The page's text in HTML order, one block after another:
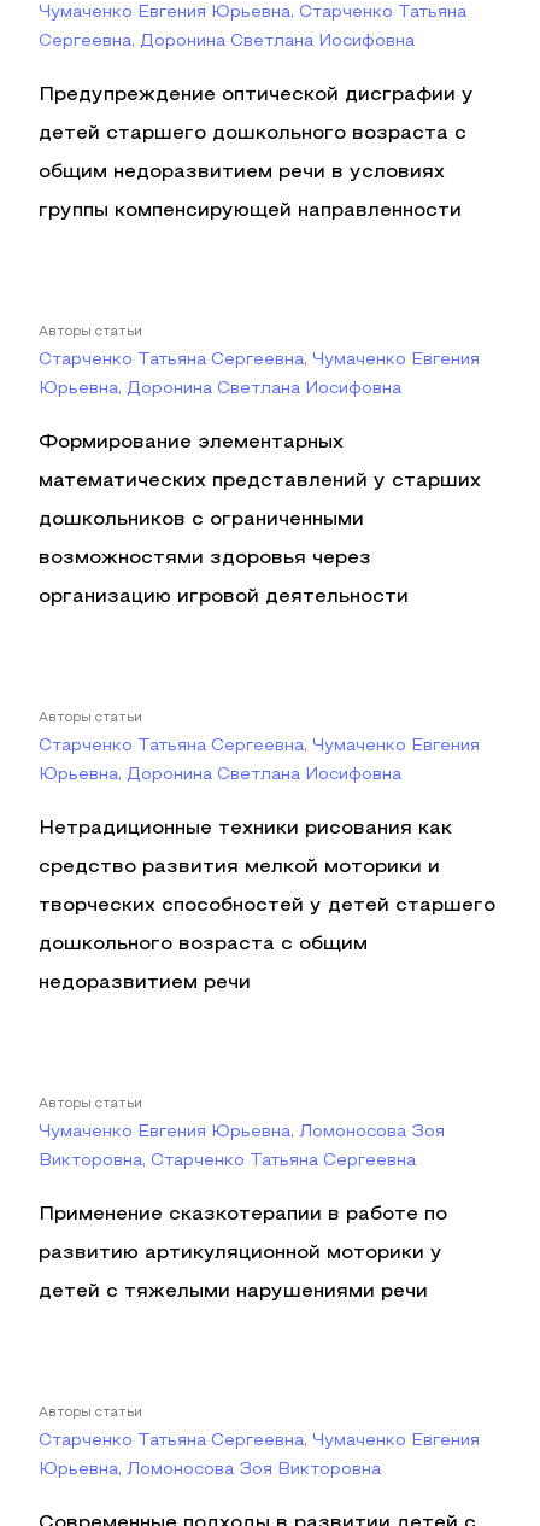
Чумаченко Евгения Юрьевна, Старченко Татьяна
Сергеевна, Доронина Светлана Иосифовна
Предупреждение оптической дисграфии у
детей старшего дошкольного возраста с
общим недоразвитием речи в условиях
группы компенсирующей направленности
Авторы статьи
Старченко Татьяна Сергеевна, Чумаченко Евгения
Юрьевна, Доронина Светлана Иосифовна
Формирование элементарных
математических представлений у старших
дошкольников с ограниченными
возможностями здоровья через
организацию игровой деятельности
Авторы статьи
Старченко Татьяна Сергеевна, Чумаченко Евгения
Юрьевна, Доронина Светлана Иосифовна
Нетрадиционные техники рисования как
средство развития мелкой моторики и
творческих способностей у детей старшего
дошкольного возраста с общим
недоразвитием речи
Авторы статьи
Чумаченко Евгения Юрьевна, Ломоносова Зоя
Викторовна, Старченко Татьяна Сергеевна
Применение сказкотерапии в работе по
развитию артикуляционной моторики у
детей с тяжелыми нарушениями речи
Авторы статьи
Старченко Татьяна Сергеевна, Чумаченко Евгения
Юрьевна, Ломоносова Зоя Викторовна